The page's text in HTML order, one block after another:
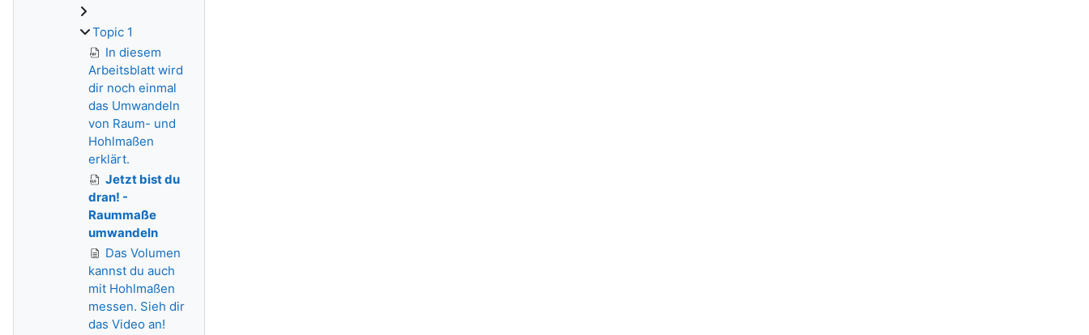
Topic 1
In diesem
Arbeitsblatt wird
dir noch einmal
das Umwandeln
von Raum- und
Hohlmaßen
erklärt.
Jetzt bist du
dran! -
Raummaße
umwandeln
Das Volumen
kannst du auch
mit Hohlmaßen
messen. Sieh dir
das Video an!